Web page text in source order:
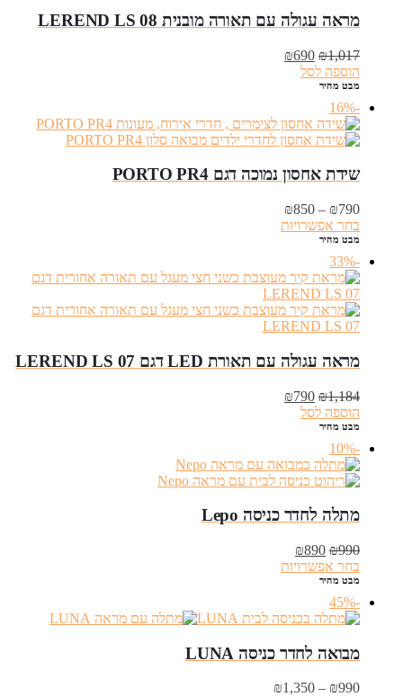
מראה עגולה עם תאורה מובנית LEREND LS 08
₪1,017
המחיר
המקורי
₪690
הוספה לסל
מבט מהיר
-16%
שידת אחסון נמוכה דגם PORTO PR4
₪790
–
₪850
מחירים:בחר אפשרויות
מבט מהיר
-33%
מראה עגולה עם תאורת LED דגם LEREND LS 07
₪1,184
המחיר
המקורי
₪790
הוספה לסל
מבט מהיר
-10%
מתלה לחדר כניסה Lepo
₪990
המחיר
המקורי
היה:
₪890
הנוכחיבחר אפשרויות
מבט מהיר
-45%
מבואה לחדר כניסה LUNA
₪990
–
₪1,350